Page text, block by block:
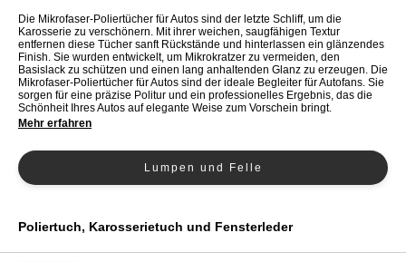
KAROSSERIE-VERBRAUCHSMATERIAL
KAROSSERIE-WERKZEUG
AUSSTATTUNG DER KAROSSERIEWERKSTATT
LABOREINRICHTUNG
TUTORIAL & TIPPS
Polier- und Glanzscheiben
Doppelseitige Karosserie
Retusche
Autoreinigung
Karosseriewachs / wax
Die Mikrofaser-Poliertücher für Autos sind der letzte Schliff, um die
Karosserie zu verschönern. Mit ihrer weichen, saugfähigen Textur
entfernen diese Tücher sanft Rückstände und hinterlassen ein glänzendes
Finish. Sie wurden entwickelt, um Mikrokratzer zu vermeiden, den
Basislack zu schützen und einen lang anhaltenden Glanz zu erzeugen. Die
Mikrofaser-Poliertücher für Autos sind der ideale Begleiter für Autofans. Sie
sorgen für eine präzise Politur und ein professionelles Ergebnis, das die
Schönheit Ihres Autos auf elegante Weise zum Vorschein bringt.
Mehr erfahren
Lumpen und Felle
Poliertuch, Karosserietuch und Fensterleder